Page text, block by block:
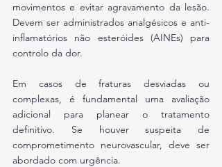
movimentos e evitar agravamento da lesão.
Devem ser administrados analgésicos e anti-
inflamatórios não esteróides (AINEs) para
controlo da dor.
Em casos de fraturas desviadas ou
complexas, é fundamental uma avaliação
adicional para planear o tratamento
definitivo. Se houver suspeita de
comprometimento neurovascular, deve ser
abordado com urgência.